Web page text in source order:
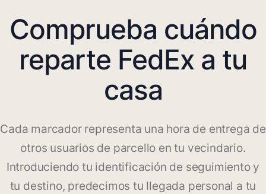
Comprueba cuándo
reparte FedEx a tu
casa
Cada marcador representa una hora de entrega de
otros usuarios de parcello en tu vecindario.
Introduciendo tu identificación de seguimiento y
tu destino, predecimos tu llegada personal a tu